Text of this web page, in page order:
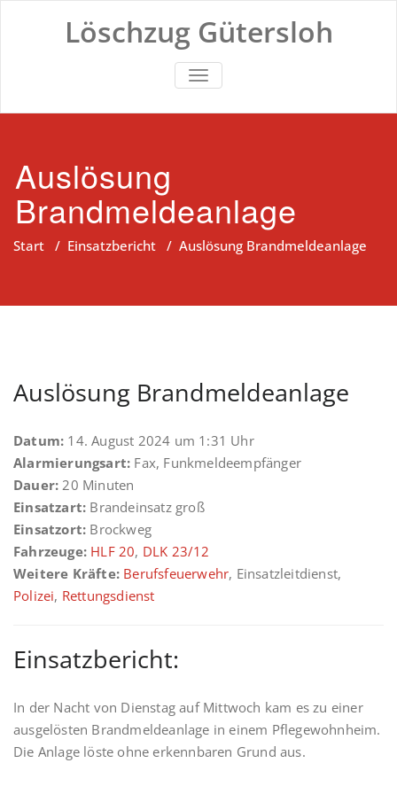
Löschzug Gütersloh
TOGGLE NAVIGATION
Auslösung
Brandmeldeanlage
Start / Einsatzbericht / Auslösung Brandmeldeanlage
Auslösung Brandmeldeanlage
Datum: 14. August 2024 um 1:31 Uhr
Alarmierungsart: Fax, Funkmeldeempfänger
Dauer: 20 Minuten
Einsatzart: Brandeinsatz groß
Einsatzort: Brockweg
Fahrzeuge: HLF 20, DLK 23/12
Weitere Kräfte: Berufsfeuerwehr, Einsatzleitdienst,
Polizei, Rettungsdienst
Einsatzbericht:
In der Nacht von Dienstag auf Mittwoch kam es zu einer
ausgelösten Brandmeldeanlage in einem Pflegewohnheim.
Die Anlage löste ohne erkennbaren Grund aus.